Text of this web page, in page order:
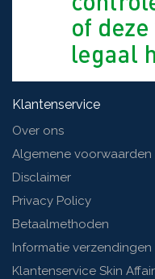
Klantenservice
Over ons
Algemene voorwaarden
Disclaimer
Privacy Policy
Betaalmethoden
Informatie verzendingen
Klantenservice Skin Affair